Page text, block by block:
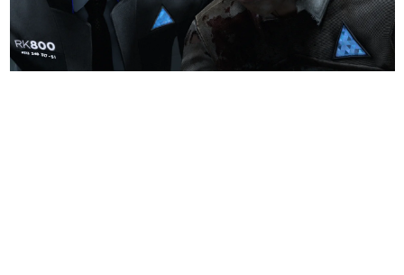
なんでゲームは面白い？
ゲーム開発者・hamatsu氏がゲームの魅力を画面や操作の
具体的な形から解き明かしていく、硬派で骨太な評論連載